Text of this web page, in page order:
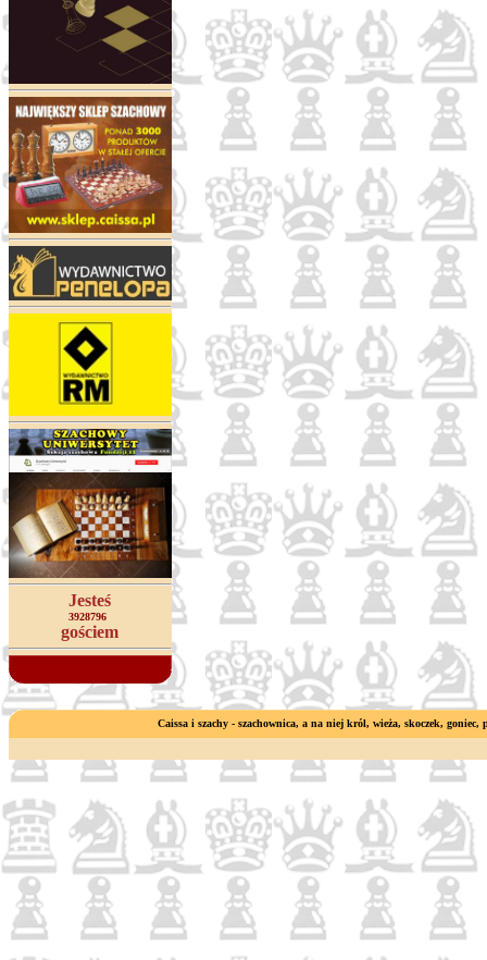
Jesteś
3928796
gościem
Caissa i szachy - szachownica, a na niej król, wieża, skoczek,